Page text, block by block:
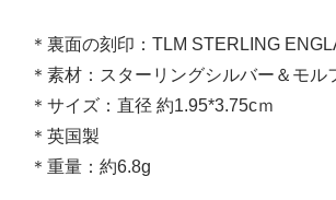
＊裏面の刻印：TLM STERLING
＊素材：スターリングシルバー＆モル
＊サイズ：直径 約1.95*3.75cｍ
＊英国製
＊重量：約6.8g